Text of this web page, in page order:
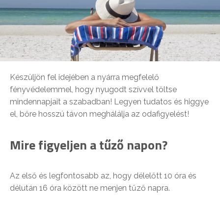
Készüljön fel idejében a nyárra megfelelő
fényvédelemmel, hogy nyugodt szívvel töltse
mindennapjait a szabadban! Legyen tudatos és higgye
el, bőre hosszú távon meghálálja az odafigyelést!
Mire figyeljen a tűző napon?
Az első és legfontosabb az, hogy délelőtt 10 óra és
délután 16 óra között ne menjen tűző napra.